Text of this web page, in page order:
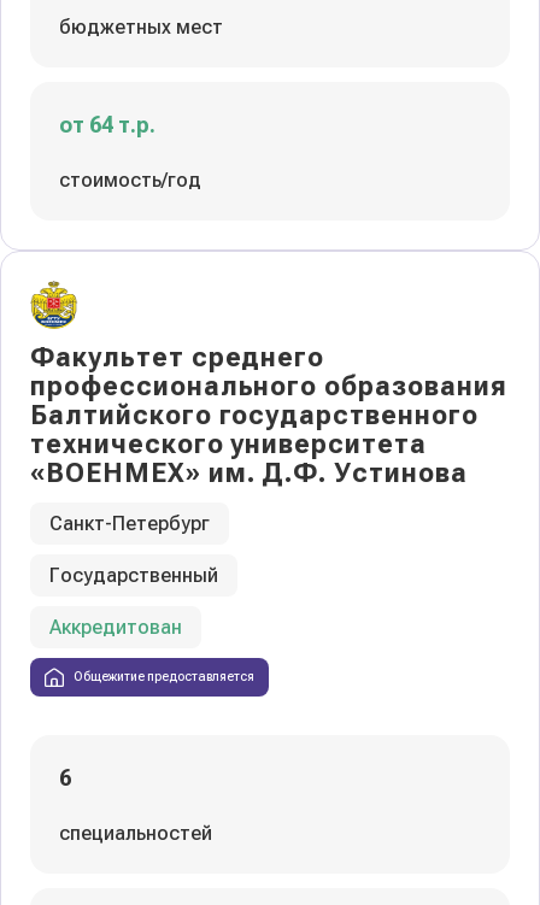
бюджетных мест
от 64 т.р.
стоимость/год
Факультет среднего
профессионального образования
Балтийского государственного
технического университета
«ВОЕНМЕХ» им. Д.Ф. Устинова
Санкт-Петербург
Государственный
Аккредитован
Общежитие предоставляется
6
специальностей